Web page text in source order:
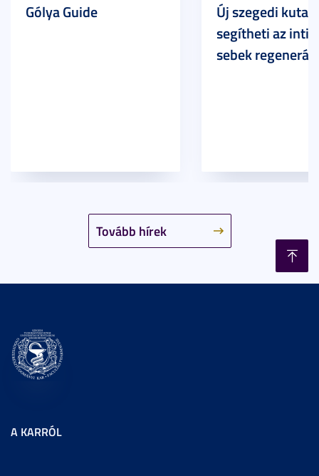
Tovább hírek
Gólya Guide
Új szegedi
segítheti az
sebek
A KARRÓL